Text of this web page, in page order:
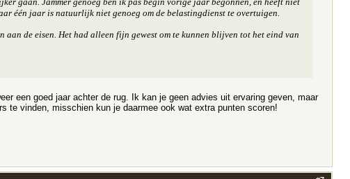
één jaar is natuurlijk niet genoeg om de belastingdienst te overtuigen.
aan de eisen. Het had alleen fijn gewest om te kunnen blijven tot het eind van
een goed jaar achter de rug. Ik kan je geen advies uit ervaring geven, maar
te vinden, misschien kun je daarmee ook wat extra punten scoren!